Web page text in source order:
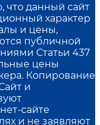
данный сайт
характер
и цены,
публичной
Статьи 437
цены
Копирование
и
сайте
и не заявляют